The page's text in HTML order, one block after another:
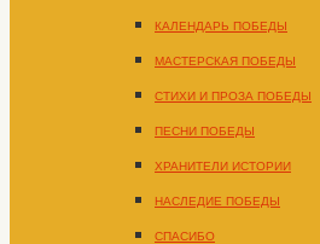
КАЛЕНДАРЬ ПОБЕДЫ
МАСТЕРСКАЯ ПОБЕДЫ
СТИХИ И ПРОЗА ПОБЕДЫ
ПЕСНИ ПОБЕДЫ
ХРАНИТЕЛИ ИСТОРИИ
НАСЛЕДИЕ ПОБЕДЫ
СПАСИБО